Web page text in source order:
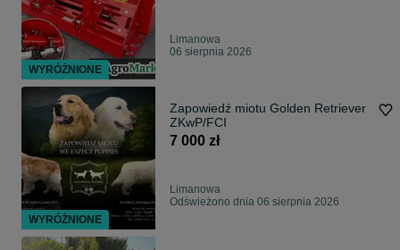
Limanowa
06 sierpnia 2026
Zapowiedź miotu Golden Retriever
ZKwP/FCI
7 000 zł
Limanowa
Odświeżono dnia 06 sierpnia 2026
WYRÓŻNIONE
WYRÓŻNIONE